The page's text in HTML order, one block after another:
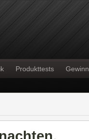
Produkttests